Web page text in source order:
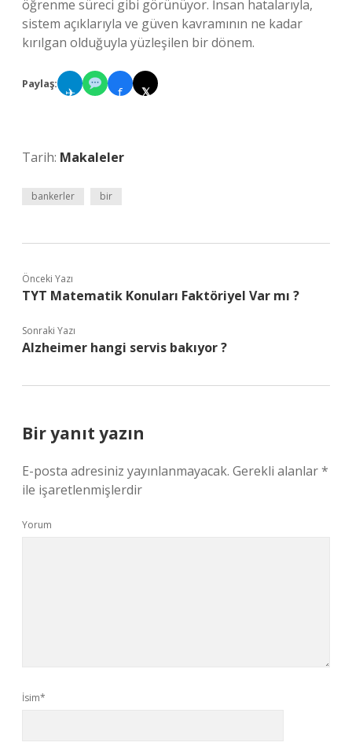
öğrenme süreci gibi görünüyor. İnsan hatalarıyla,
sistem açıklarıyla ve güven kavramının ne kadar
kırılgan olduğuyla yüzleşilen bir dönem.
Paylaş:
✈ f 𝕏
Tarih: Makaleler
bankerler bir
Önceki Yazı
TYT Matematik Konuları Faktöriyel Var mı ?
Sonraki Yazı
Alzheimer hangi servis bakıyor ?
Bir yanıt yazın
E-posta adresiniz yayınlanmayacak. Gerekli alanlar*
ile işaretlenmişlerdir
Yorum
İsim*